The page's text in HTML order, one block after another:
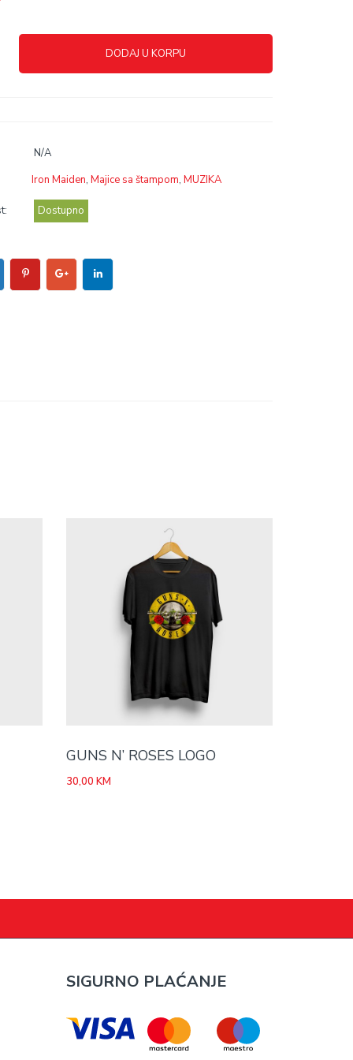
DODAJ U KORPU
N/A
Iron Maiden, Majice sa štampom, MUZIKA
Dostupno
GUNS N’ ROSES LOGO
30,00 KM
SIGURNO PLAĆANJE